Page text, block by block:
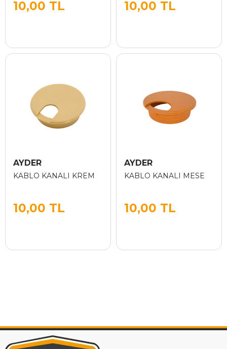
10,00 TL 10,00 TL
AYDER
KABLO KANALI KREM
10,00 TL
AYDER
KABLO KANALI MESE
10,00 TL